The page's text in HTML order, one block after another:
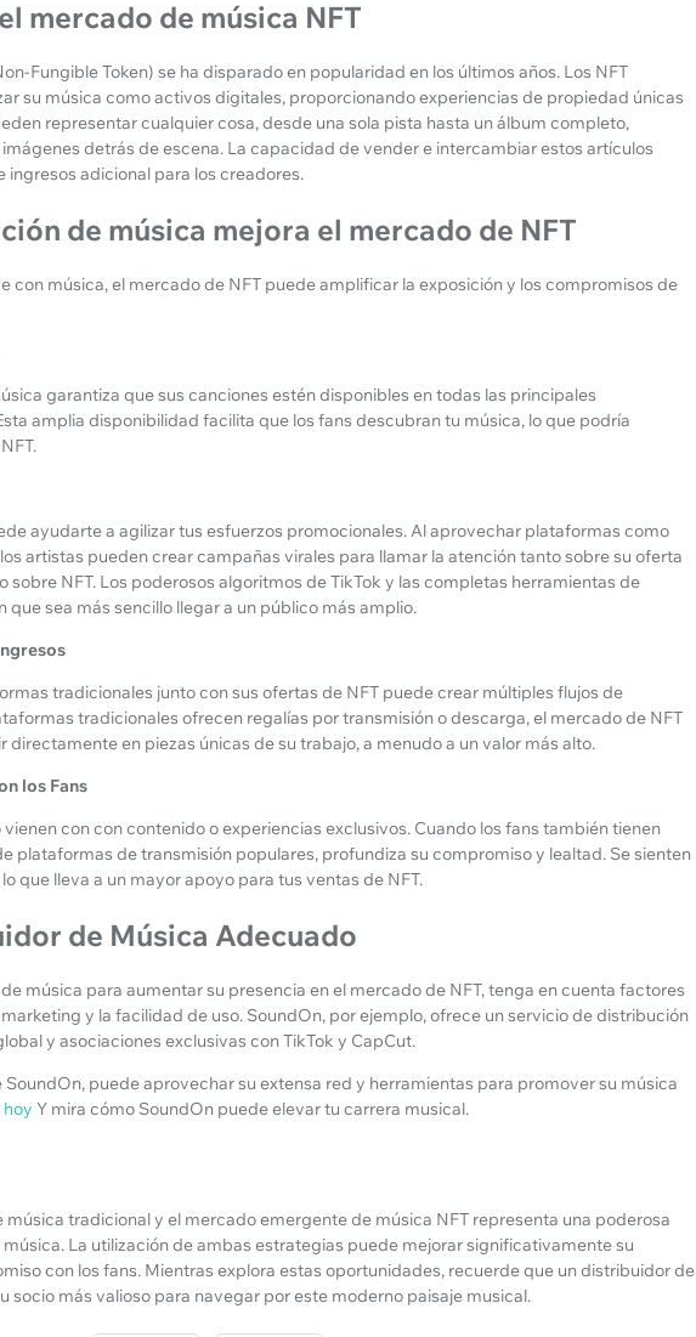
mercado de música NFT
Fungible Token) se ha disparado en popularidad en los últimos años. Los NFT
su música como activos digitales, proporcionando experiencias de propiedad únicas
representar cualquier cosa, desde una sola pista hasta un álbum completo,
detrás de escena. La capacidad de vender e intercambiar estos artículos
ingresos adicional para los creadores.
de música mejora el mercado de NFT
con música, el mercado de NFT puede amplificar la exposición y los compromisos de
garantiza que sus canciones estén disponibles en todas las principales
amplia disponibilidad facilita que los fans descubran tu música, lo que podría
ayudarte a agilizar tus esfuerzos promocionales. Al aprovechar plataformas como
artistas pueden crear campañas virales para llamar la atención tanto sobre su oferta
sobre NFT. Los poderosos algoritmos de TikTok y las completas herramientas de
que sea más sencillo llegar a un público más amplio.
tradicionales junto con sus ofertas de NFT puede crear múltiples flujos de
tradicionales ofrecen regalías por transmisión o descarga, el mercado de NFT
directamente en piezas únicas de su trabajo, a menudo a un valor más alto.
los Fans
con con contenido o experiencias exclusivos. Cuando los fans también tienen
plataformas de transmisión populares, profundiza su compromiso y lealtad. Se sienten
que lleva a un mayor apoyo para tus ventas de NFT.
de Música Adecuado
música para aumentar su presencia en el mercado de NFT, tenga en cuenta factores
y la facilidad de uso. SoundOn, por ejemplo, ofrece un servicio de distribución
y asociaciones exclusivas con TikTok y CapCut.
puede aprovechar su extensa red y herramientas para promover su música
hoy Y mira cómo SoundOn puede elevar tu carrera musical.
música tradicional y el mercado emergente de música NFT representa una poderosa
La utilización de ambas estrategias puede mejorar significativamente su
con los fans. Mientras explora estas oportunidades, recuerde que un distribuidor de
socio más valioso para navegar por este moderno paisaje musical.